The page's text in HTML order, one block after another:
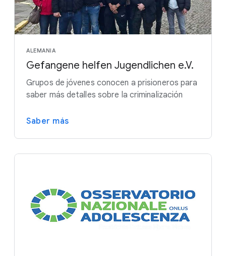
ALEMANIA
Gefangene helfen Jugendlichen e.V.
Grupos de jóvenes conocen a prisioneros para
saber más detalles sobre la criminalización
Saber más